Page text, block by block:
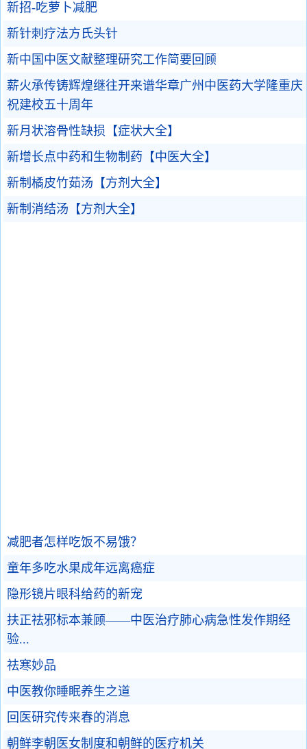
新招-吃萝卜减肥
新针刺疗法方氏头针
新中国中医文献整理研究工作简要回顾
薪火承传铸辉煌继往开来谱华章广州中医药大学隆重庆
祝建校五十周年
新月状溶骨性缺损【症状大全】
新增长点中药和生物制药【中医大全】
新制橘皮竹茹汤【方剂大全】
新制消结汤【方剂大全】
减肥者怎样吃饭不易饿？
童年多吃水果成年远离癌症
隐形镜片眼科给药的新宠
扶正祛邪标本兼顾——中医治疗肺心病急性发作期经
验...
祛寒妙品
中医教你睡眠养生之道
回医研究传来春的消息
朝鲜李朝医女制度和朝鲜的医疗机关